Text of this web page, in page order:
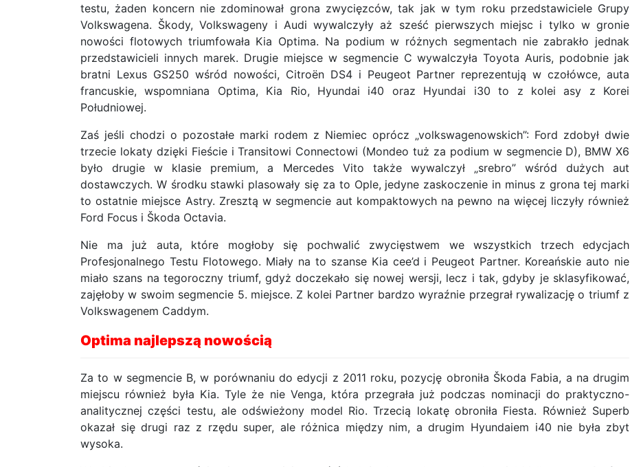
testu, żaden koncern nie zdominował grona zwycięzców, tak jak w tym roku przedstawiciele Grupy
Volkswagena. Škody, Volkswageny i Audi wywalczyły aż sześć pierwszych miejsc i tylko w gronie
nowości flotowych triumfowała Kia Optima. Na podium w różnych segmentach nie zabrakło jednak
przedstawicieli innych marek. Drugie miejsce w segmencie C wywalczyła Toyota Auris, podobnie jak
bratni Lexus GS250 wśród nowości, Citroën DS4 i Peugeot Partner reprezentują w czołówce, auta
francuskie, wspomniana Optima, Kia Rio, Hyundai i40 oraz Hyundai i30 to z kolei asy z Korei
Południowej.
Zaś jeśli chodzi o pozostałe marki rodem z Niemiec oprócz „volkswagenowskich”: Ford zdobył dwie
trzecie lokaty dzięki Fieście i Transitowi Connectowi (Mondeo tuż za podium w segmencie D), BMW X6
było drugie w klasie premium, a Mercedes Vito także wywalczył „srebro” wśród dużych aut
dostawczych. W środku stawki plasowały się za to Ople, jedyne zaskoczenie in minus z grona tej marki
to ostatnie miejsce Astry. Zresztą w segmencie aut kompaktowych na pewno na więcej liczyły również
Ford Focus i Škoda Octavia.
Nie ma już auta, które mogłoby się pochwalić zwycięstwem we wszystkich trzech edycjach
Profesjonalnego Testu Flotowego. Miały na to szanse Kia cee’d i Peugeot Partner. Koreańskie auto nie
miało szans na tegoroczny triumf, gdyż doczekało się nowej wersji, lecz i tak, gdyby je sklasyfikować,
zajęłoby w swoim segmencie 5. miejsce. Z kolei Partner bardzo wyraźnie przegrał rywalizację o triumf z
Volkswagenem Caddym.
Optima najlepszą nowością
Za to w segmencie B, w porównaniu do edycji z 2011 roku, pozycję obroniła Škoda Fabia, a na drugim
miejscu również była Kia. Tyle że nie Venga, która przegrała już podczas nominacji do praktyczno-
analitycznej części testu, ale odświeżony model Rio. Trzecią lokatę obroniła Fiesta. Również Superb
okazał się drugi raz z rzędu super, ale różnica między nim, a drugim Hyundaiem i40 nie była zbyt
wysoka.